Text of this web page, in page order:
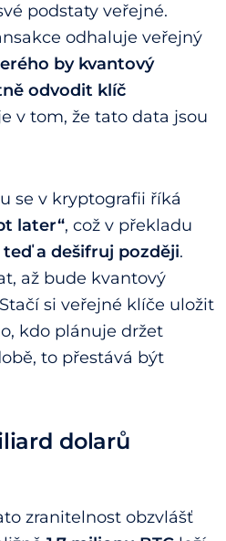
podstaty veřejné.
odhaluje veřejný
by kvantový
odvodit klíč
v tom, že tato data jsou
se v kryptografii říká
later“, což v překladu
a dešifruj později.
až bude kvantový
si veřejné klíče uložit
kdo plánuje držet
to přestává být
dolarů
zranitelnost obzvlášť